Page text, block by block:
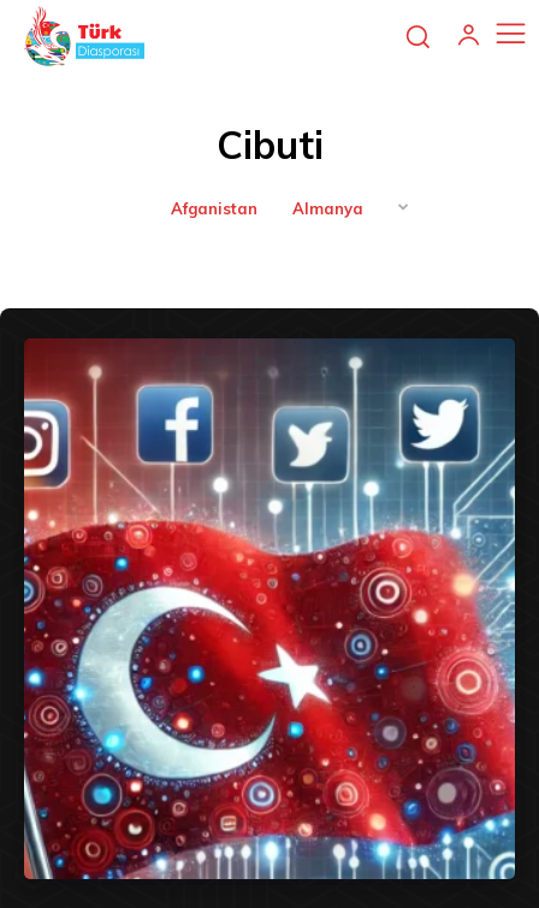
Cibuti
Afganistan Almanya